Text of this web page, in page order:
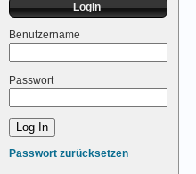
Login
Benutzername
Passwort
Passwort zurücksetzen